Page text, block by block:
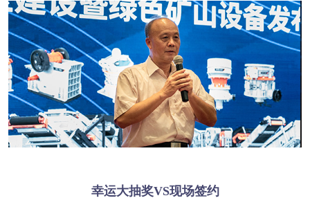
幸运大抽奖VS现场签约